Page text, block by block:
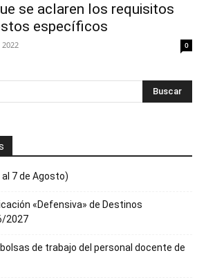
se aclaren los requisitos
específicos
0
al 7 de Agosto)
«Defensiva» de Destinos
2027
de trabajo del personal docente de